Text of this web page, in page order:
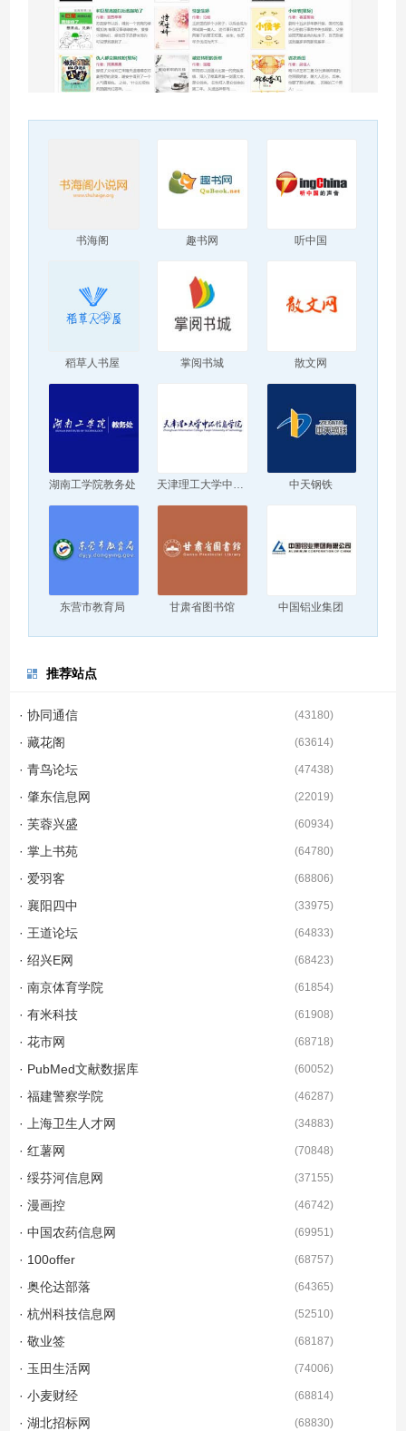
书海阁 趣书网 听中国
稻草人书屋 掌阅书城 散文网
湖南工学院教务处 天津理工大学中环信息学院 中天钢铁
东营市教育局 甘肃省图书馆 中国铝业集团
推荐站点
· 协同通信 (43180)
· 藏花阁 (63614)
· 青鸟论坛 (47438)
· 肇东信息网 (22019)
· 芙蓉兴盛 (60934)
· 掌上书苑 (64780)
· 爱羽客 (68806)
· 襄阳四中 (33975)
· 王道论坛 (64833)
· 绍兴E网 (68423)
· 南京体育学院 (61854)
· 有米科技 (61908)
· 花市网 (68718)
· PubMed文献数据库 (60052)
· 福建警察学院 (46287)
· 上海卫生人才网 (34883)
· 红薯网 (70848)
· 绥芬河信息网 (37155)
· 漫画控 (46742)
· 中国农药信息网 (69951)
· 100offer (68757)
· 奥伦达部落 (64365)
· 杭州科技信息网 (52510)
· 敬业签 (68187)
· 玉田生活网 (74006)
· 小麦财经 (68814)
· 湖北招标网 (68830)